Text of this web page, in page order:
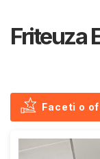
Friteuza
Faceti o